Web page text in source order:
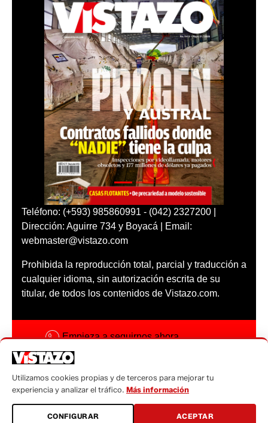
Teléfono: (+593) 985860991 - (042) 2327200 |
Dirección: Aguirre 734 y Boyacá | Email:
webmaster@vistazo.com
Prohibida la reproducción total, parcial y traducción a
cualquier idioma, sin autorización escrita de su
titular, de todos los contenidos de Vistazo.com.
Empieza a seguirnos ahora
Código ética
Sugerencias a:
sugerencias@vistazo.com
Utilizamos cookies propias y de terceros para mejorar tu
experiencia y analizar el tráfico. Más información
CONFIGURAR ACEPTAR